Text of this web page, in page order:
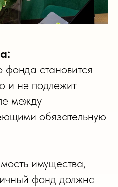
фонда становится
и не подлежит
между
обязательную
имущества,
фонд должна